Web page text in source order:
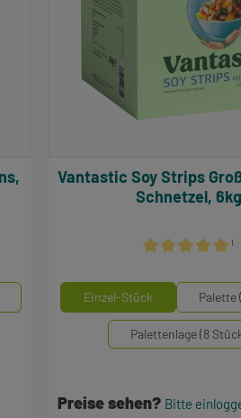
¹
Vantastic Soy Strips Großpack, Soja
Schnetzel, 6kg
Mengeneinheiten
Einzel-Stück Palette
Palettenlage (8
Preise sehen? Bitte